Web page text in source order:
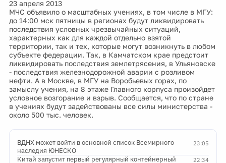
23 апреля 2013
МЧС объявило о масштабных учениях, в том числе в МГУ:
до 14:00 мск пятницы в регионах будут ликвидировать
последствия условных чрезвычайных ситуаций,
характерных как для каждой отдельно взятой
территории, так и тех, которые могут возникнуть в любом
субъекте федерации. Так, в Камчатском крае предстоит
ликвидировать последствия землетрясения, в Ульяновске
- последствия железнодорожной аварии с розливом
нефти. А в Москве, в МГУ на Воробьевых горах, по
замыслу учения, на 8 этаже Главного корпуса произойдет
условное возгорание и взрыв. Сообщается, что по стране
в учениях будут задействованы все силы министерства -
около 500 тыс. человек.
23:05
ВДНХ может войти в основной список Всемирного
наследия ЮНЕСКО
22:34
Китай запустит первый регулярный контейнерный